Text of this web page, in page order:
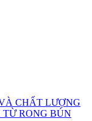
CHẤT LƯỢNG
RONG BÚN